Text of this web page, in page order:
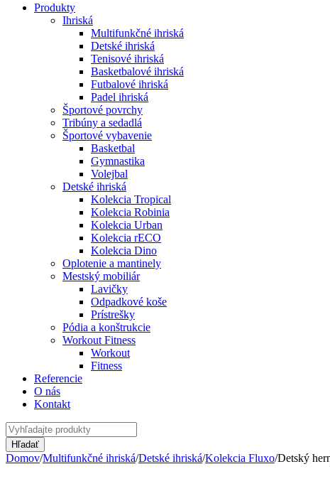
Produkty
Ihriská
Multifunkčné ihriská
Detské ihriská
Tenisové ihriská
Basketbalové ihriská
Futbalové ihriská
Padel ihriská
Športové povrchy
Tribúny a sedadlá
Športové vybavenie
Basketbal
Gymnastika
Volejbal
Detské ihriská
Kolekcia Tropical
Kolekcia Robinia
Kolekcia Urban
Kolekcia rECO
Kolekcia Dino
Oplotenie a mantinely
Mestský mobiliár
Lavičky
Odpadkové koše
Prístrešky
Pódia a konštrukcie
Workout Fitness
Workout
Fitness
Referencie
O nás
Kontakt
Domov/Multifunkčné ihriská/Detské ihriská/Kolekcia Fluxo/Detský